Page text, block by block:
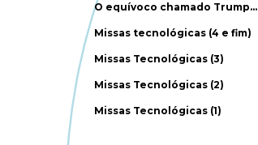
O equívoco chamado Trump…
Missas tecnológicas (4 e fim)
Missas Tecnológicas (3)
Missas Tecnológicas (2)
Missas Tecnológicas (1)